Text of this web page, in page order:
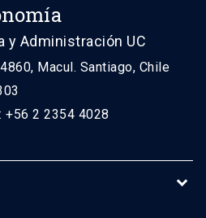
y Administración UC
Macul. Santiago, Chile
+56 2 2354 4028